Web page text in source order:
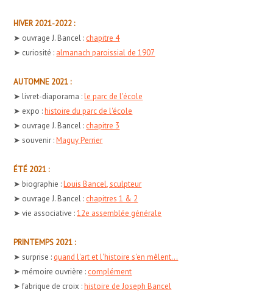
HIVER 2021-2022 :
➤ ouvrage J. Bancel : chapitre 4
➤ curiosité : almanach paroissial de 1907
AUTOMNE 2021 :
➤ livret-diaporama :le parc de l'école
➤ expo :histoire du parc de l'école
➤ ouvrage J. Bancel : chapitre 3
➤ souvenir :Maguy Perrier
ÉTÉ 2021 :
➤ biographie :Louis Bancel, sculpteur
➤ ouvrage J. Bancel : chapitres 1 & 2
➤ vie associative :12e assemblée générale
PRINTEMPS 2021 :
➤ surprise : quand l'art et l'histoire s'en mêlent...
➤ mémoire ouvrière : complément
➤ fabrique de croix :histoire de Joseph Bancel